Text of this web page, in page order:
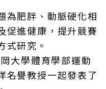
為肥胖、動脈硬化相
促進健康，提升競賽
式研究。
大學體育學部運動
名譽教授一起發表了